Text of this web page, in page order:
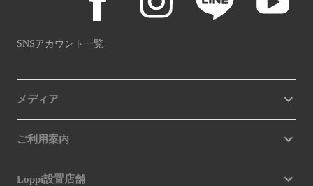
SNSアカウント一覧
メディア
ご利用案内
Loppi設置店舗